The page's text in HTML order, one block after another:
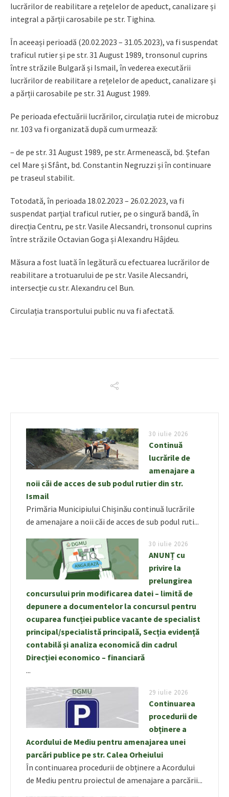
lucrărilor de reabilitare a rețelelor de apeduct, canalizare și
integral a părții carosabile pe str. Tighina.
În aceeași perioadă (20.02.2023 – 31.05.2023), va fi suspendat
traficul rutier și pe str. 31 August 1989, tronsonul cuprins
între străzile Bulgară și Ismail, în vederea executării
lucrărilor de reabilitare a rețelelor de apeduct, canalizare și
a părții carosabile pe str. 31 August 1989.
Pe perioada efectuării lucrărilor, circulația rutei de microbuz
nr. 103 va fi organizată după cum urmează:
– de pe str. 31 August 1989, pe str. Armenească, bd. Ștefan
cel Mare și Sfânt, bd. Constantin Negruzzi și în continuare
pe traseul stabilit.
Totodată, în perioada 18.02.2023 – 26.02.2023, va fi
suspendat parțial traficul rutier, pe o singură bandă, în
direcția Centru, pe str. Vasile Alecsandri, tronsonul cuprins
între străzile Octavian Goga și Alexandru Hâjdeu.
Măsura a fost luată în legătură cu efectuarea lucrărilor de
reabilitare a trotuarului de pe str. Vasile Alecsandri,
intersecție cu str. Alexandru cel Bun.
Circulația transportului public nu va fi afectată.
30 iulie 2026
Continuă
lucrările de
amenajare a
noii căi de acces de sub podul rutier din str.
Ismail
Primăria Municipiului Chișinău continuă lucrările
de amenajare a noii căi de acces de sub podul ruti...
30 iulie 2026
ANUNȚ cu
privire la
prelungirea
concursului prin modificarea datei – limită de
depunere a documentelor la concursul pentru
ocuparea funcției publice vacante de specialist
principal/specialistă principală, Secția evidență
contabilă și analiza economică din cadrul
Direcției economico – financiară
...
29 iulie 2026
Continuarea
procedurii de
obținere a
Acordului de Mediu pentru amenajarea unei
parcări publice pe str. Calea Orheiului
În continuarea procedurii de obținere a Acordului
de Mediu pentru proiectul de amenajare a parcării...